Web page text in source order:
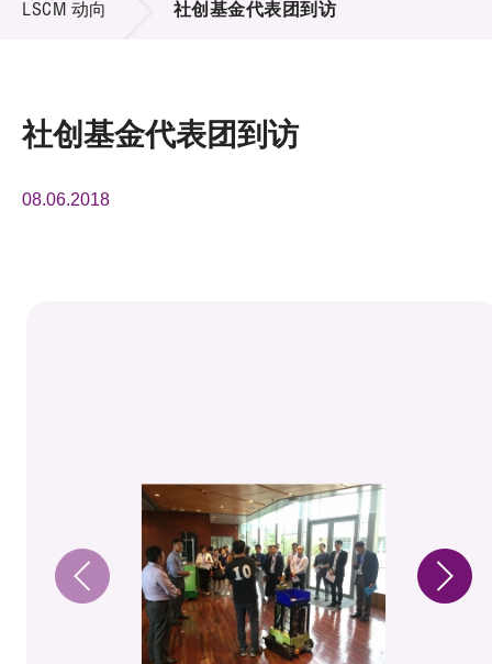
活动及消息
LSCM 动向 社创基金代表团到访
社创基金代表团到访
08.06.2018